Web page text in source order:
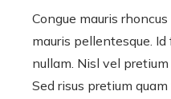
Congue mauris
mauris pellentesque.
nullam. Nisl vel
Sed risus pretium